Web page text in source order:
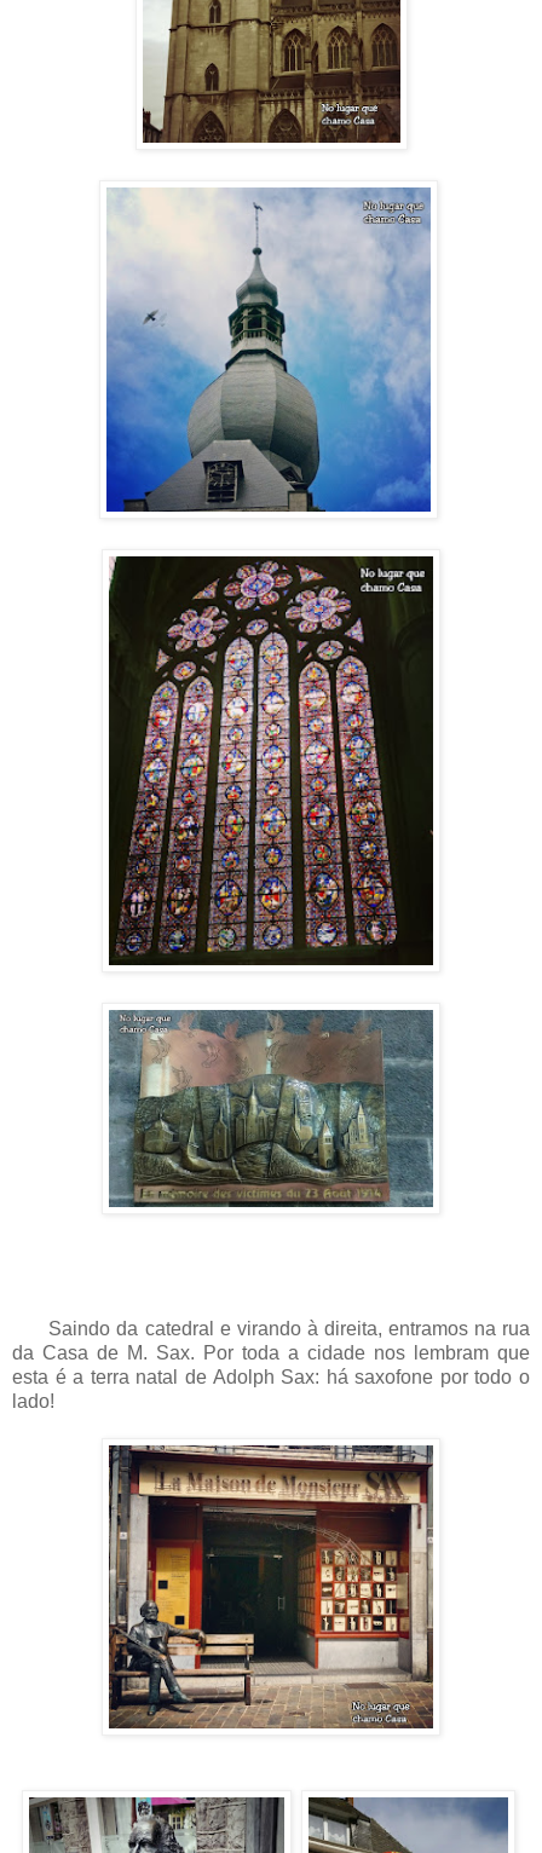
Saindo da catedral e virando à direita, entramos na rua
da Casa de M. Sax. Por toda a cidade nos lembram que
esta é a terra natal de Adolph Sax: há saxofone por todo o
lado!